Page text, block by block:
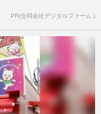
PR(合同会社デジタルファーム )